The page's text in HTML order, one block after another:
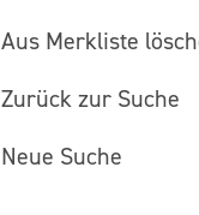
Aus Merkliste
Zurück zur Suche
Neue Suche